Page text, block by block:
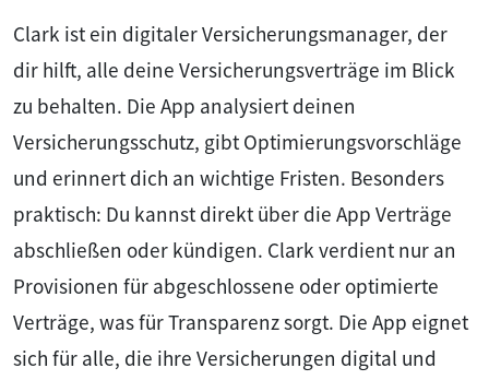
Clark ist ein digitaler Versicherungsmanager, der
dir hilft, alle deine Versicherungsverträge im Blick
zu behalten. Die App analysiert deinen
Versicherungsschutz, gibt Optimierungsvorschläge
und erinnert dich an wichtige Fristen. Besonders
praktisch: Du kannst direkt über die App Verträge
abschließen oder kündigen. Clark verdient nur an
Provisionen für abgeschlossene oder optimierte
Verträge, was für Transparenz sorgt. Die App eignet
sich für alle, die ihre Versicherungen digital und